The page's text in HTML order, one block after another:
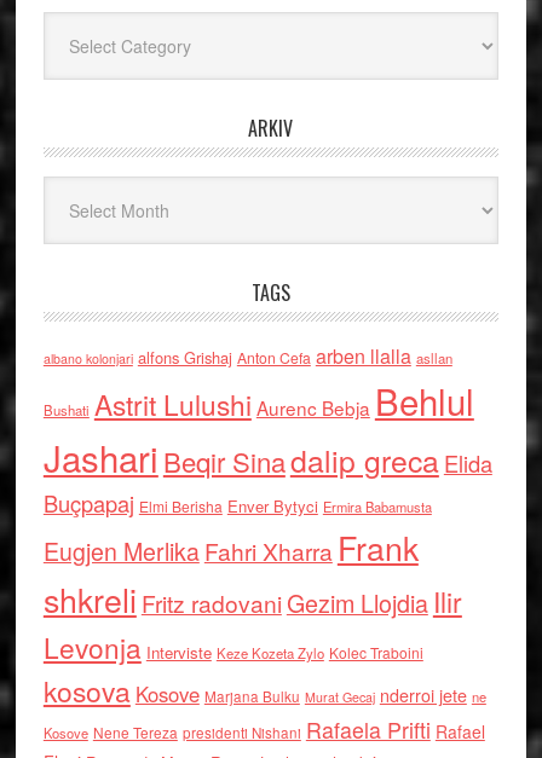
ARKIV
TAGS
albano kolonjari alfons Grishaj Anton Cefa arben llalla asllan
Bushati Astrit Lulushi Aurenc Bebja Behlul
Jashari Beqir Sinadalip grecaElida
Buçpapaj Elmi Berisha Enver Bytyci Ermira Babamusta
Eugjen MerlikaFahri Xharra Frank
shkreli Fritz radovaniGezim Llojdia Ilir
Levonja Interviste Keze Kozeta Zylo Kolec Traboini
kosova Kosove Marjana Bulku Murat Gecaj nderroi jete ne
Kosove Nene Tereza presidenti Nishani Rafaela Prifti Rafael